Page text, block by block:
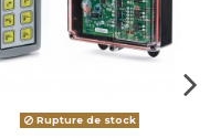
Rupture de stock